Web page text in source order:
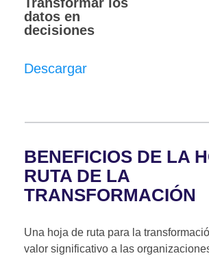
datos en
decisiones
Descargar
BENEFICIOS DE LA
RUTA DE LA
TRANSFORMACIÓN
Una hoja de ruta para la
valor significativo a las